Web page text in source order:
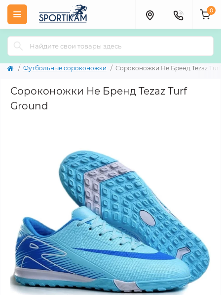
0
Футбольные сороконожки Сороконожки Не Бренд Tezaz
Сороконожки Не Бренд Tezaz Turf
Ground